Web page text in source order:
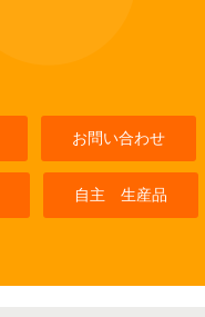
お問い合わせ
自主 生産品